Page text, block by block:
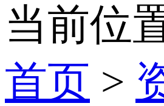
当前位
首页 >